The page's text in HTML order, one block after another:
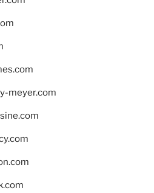
meyer.com